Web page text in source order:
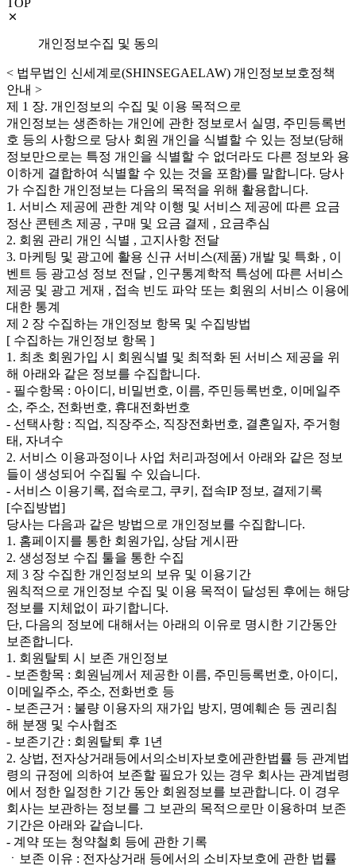
개인정보수집 및 동의
< 법무법인 신세계로(SHINSEGAELAW) 개인정보보호정책
안내 >
제 1 장. 개인정보의 수집 및 이용 목적으로
개인정보는 생존하는 개인에 관한 정보로서 실명, 주민등록번
호 등의 사항으로 당사 회원 개인을 식별할 수 있는 정보(당해
정보만으로는 특정 개인을 식별할 수 없더라도 다른 정보와 용
이하게 결합하여 식별할 수 있는 것을 포함)를 말합니다. 당사
가 수집한 개인정보는 다음의 목적을 위해 활용합니다.
1. 서비스 제공에 관한 계약 이행 및 서비스 제공에 따른 요금
정산 콘텐츠 제공 , 구매 및 요금 결제 , 요금추심
2. 회원 관리 개인 식별 , 고지사항 전달
3. 마케팅 및 광고에 활용 신규 서비스(제품) 개발 및 특화 , 이
벤트 등 광고성 정보 전달 , 인구통계학적 특성에 따른 서비스
제공 및 광고 게재 , 접속 빈도 파악 또는 회원의 서비스 이용에
대한 통계
제 2 장 수집하는 개인정보 항목 및 수집방법
[ 수집하는 개인정보 항목 ]
1. 최초 회원가입 시 회원식별 및 최적화 된 서비스 제공을 위
해 아래와 같은 정보를 수집합니다.
- 필수항목 : 아이디, 비밀번호, 이름, 주민등록번호, 이메일주
소, 주소, 전화번호, 휴대전화번호
- 선택사항 : 직업, 직장주소, 직장전화번호, 결혼일자, 주거형
태, 자녀수
2. 서비스 이용과정이나 사업 처리과정에서 아래와 같은 정보
들이 생성되어 수집될 수 있습니다.
- 서비스 이용기록, 접속로그, 쿠키, 접속IP 정보, 결제기록
[수집방법]
당사는 다음과 같은 방법으로 개인정보를 수집합니다.
1. 홈페이지를 통한 회원가입, 상담 게시판
2. 생성정보 수집 툴을 통한 수집
제 3 장 수집한 개인정보의 보유 및 이용기간
원칙적으로 개인정보 수집 및 이용 목적이 달성된 후에는 해당
정보를 지체없이 파기합니다.
단, 다음의 정보에 대해서는 아래의 이유로 명시한 기간동안
보존합니다.
1. 회원탈퇴 시 보존 개인정보
- 보존항목 : 회원님께서 제공한 이름, 주민등록번호, 아이디,
이메일주소, 주소, 전화번호 등
- 보존근거 : 불량 이용자의 재가입 방지, 명예훼손 등 권리침
해 분쟁 및 수사협조
- 보존기간 : 회원탈퇴 후 1년
2. 상법, 전자상거래등에서의소비자보호에관한법률 등 관계법
령의 규정에 의하여 보존할 필요가 있는 경우 회사는 관계법령
에서 정한 일정한 기간 동안 회원정보를 보관합니다. 이 경우
회사는 보관하는 정보를 그 보관의 목적으로만 이용하며 보존
기간은 아래와 같습니다.
- 계약 또는 청약철회 등에 관한 기록
ㆍ보존 이유 : 전자상거래 등에서의 소비자보호에 관한 법률